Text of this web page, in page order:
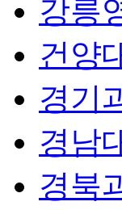
강릉
건양
경기
경남
경북